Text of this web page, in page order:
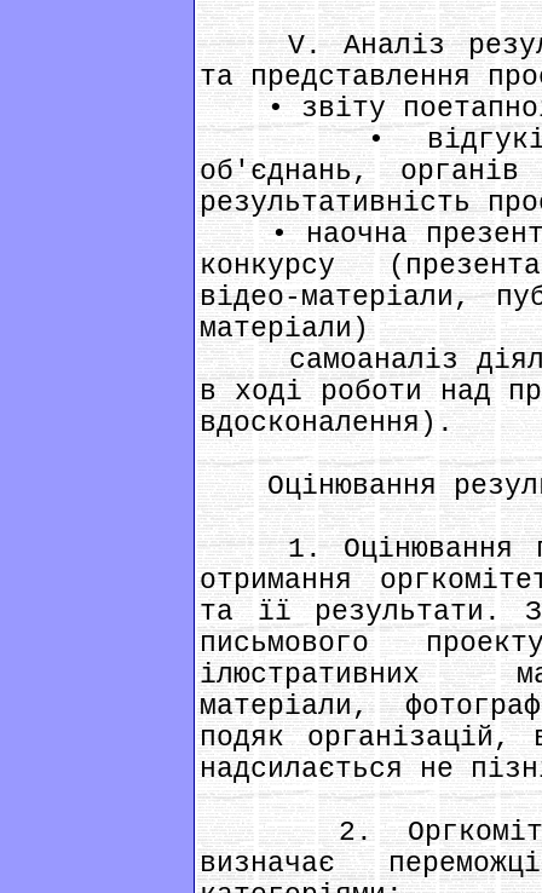
V. Аналіз
та представлення
• звіту поетапної
• відгуків
об'єднань,
результативність
• наочна
конкурсу
відео-матеріали,
матеріали)
самоаналіз
в ході роботи над
вдосконалення).
Оцінювання
1. Оцінювання
отримання
та її результати.
письмового
ілюстративних
матеріали,
подяк
надсилається не
2. Оргкомітет
визначає